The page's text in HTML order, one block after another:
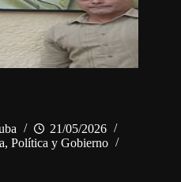
21/05/2026
, Política y Gobierno